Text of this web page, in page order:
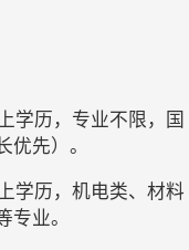
学历，专业不限，国
先）。
学历，机电类、材料
业。